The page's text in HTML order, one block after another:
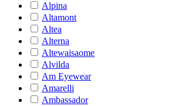
Alpina
Altamont
Altea
Alterna
Altewaisaome
Alvilda
Am Eyewear
Amarelli
Ambassador